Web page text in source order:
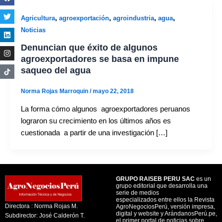
Agricultura, agroexportación, agroindustria, agua,
Noticias
Denuncian que éxito de algunos
agroexportadores se basa en impune
saqueo del agua
Norma Rojas Marroquin /mayo 22, 2018
La forma cómo algunos agroexportadores peruanos
lograron su crecimiento en los últimos años es
cuestionada a partir de una investigación […]
Directora : Norma Rojas M.
Subdirector: José Calderón T.
GRUPO RAISEB PERU SAC es un
grupo editorial que desarrolla una
serie de medios
especializados entre ellos la Revista
AgroNegociosPerú, versión impresa,
digital y website y ArándanosPerú.pe,
el primer portal de noticias sobre